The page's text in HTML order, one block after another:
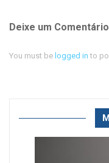
Deixe um Comentário
You must be logged in to